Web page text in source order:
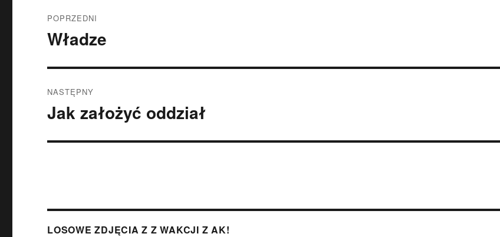
wpisu
POPRZEDNI
Poprzedni
Władze
NASTĘPNY
Następny
Jak założyć oddział
LOSOWE ZDJĘCIA Z Z WAKCJI Z AK!